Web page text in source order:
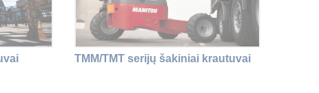
TMM/TMT serijų šakiniai krautuvai